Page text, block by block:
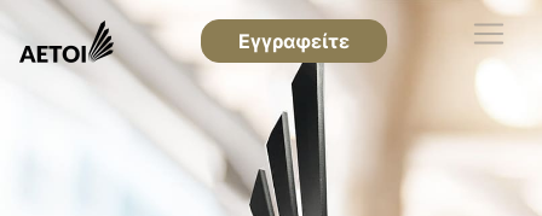
Εγγραφείτε